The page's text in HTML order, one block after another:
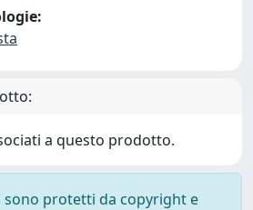
a questo prodotto.
sono protetti da copyright e